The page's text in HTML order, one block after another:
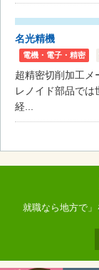
名光精機
電機・電子・精密
超精密切削加工メ
レノイド部品で
経...
就職なら地方で」